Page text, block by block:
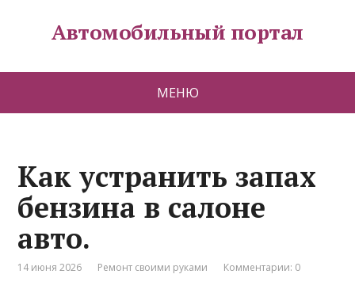
Автомобильный портал
МЕНЮ
Как устранить запах
бензина в салоне
авто.
14 июня 2026 Ремонт своими руками Комментарии: 0